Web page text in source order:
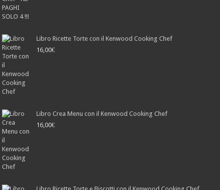
Libro Ricette Torte con il Kenwood Cooking Chef
16,00€
Libro Crea Menu con il Kenwood Cooking Chef
16,00€